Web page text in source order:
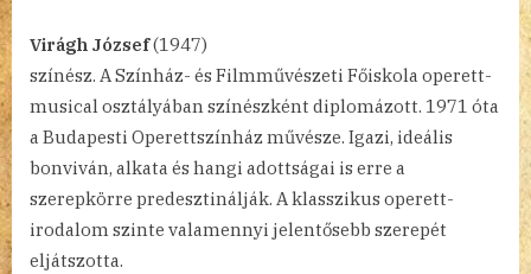
Virágh József(1947)
színész. A Színház- és Filmművészeti Főiskola operett-
musical osztályában színészként diplomázott. 1971 óta
a Budapesti Operettszínház művésze. Igazi, ideális
bonviván, alkata és hangi adottságai is erre a
szerepkörre predesztinálják. A klasszikus operett-
irodalom szinte valamennyi jelentősebb szerepét
eljátszotta.